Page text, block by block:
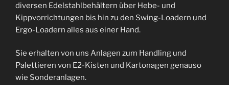
diversen Edelstahlbehältern über Hebe- und
Kippvorrichtungen bis hin zu den Swing-Loadern und
Ergo-Loadern alles aus einer Hand.
Sie erhalten von uns Anlagen zum Handling und
Palettieren von E2-Kisten und Kartonagen genauso
wie Sonderanlagen.